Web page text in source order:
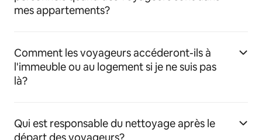
mes appartements?
Comment les voyageurs accéderont-ils à
l'immeuble ou au logement si je ne suis pas
là?
Qui est responsable du nettoyage après le